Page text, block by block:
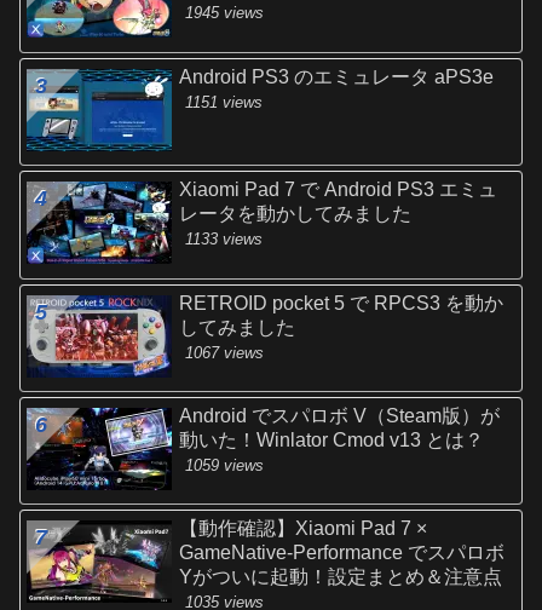
1945 views
Android PS3 のエミュレータ aPS3e
1151 views
Xiaomi Pad 7 で Android PS3 エミュ
レータを動かしてみました
1133 views
RETROID pocket 5 で RPCS3 を動か
してみました
1067 views
Android でスパロボ V（Steam版）が
動いた！Winlator Cmod v13 とは？
1059 views
【動作確認】Xiaomi Pad 7 ×
GameNative-Performance でスパロボ
Yがついに起動！設定まとめ＆注意点
1035 views